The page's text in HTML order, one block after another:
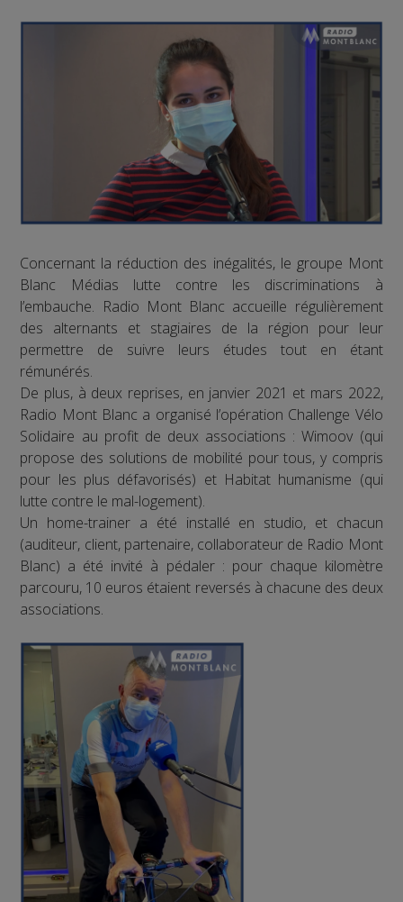
Concernant la réduction des inégalités, le groupe Mont
Blanc Médias lutte contre les discriminations à
l’embauche. Radio Mont Blanc accueille régulièrement
des alternants et stagiaires de la région pour leur
permettre de suivre leurs études tout en étant
rémunérés.
De plus, à deux reprises, en janvier 2021 et mars 2022,
Radio Mont Blanc a organisé l’opération Challenge Vélo
Solidaire au profit de deux associations : Wimoov (qui
propose des solutions de mobilité pour tous, y compris
pour les plus défavorisés) et Habitat humanisme (qui
lutte contre le mal-logement).
Un home-trainer a été installé en studio, et chacun
(auditeur, client, partenaire, collaborateur de Radio Mont
Blanc) a été invité à pédaler : pour chaque kilomètre
parcouru, 10 euros étaient reversés à chacune des deux
associations.